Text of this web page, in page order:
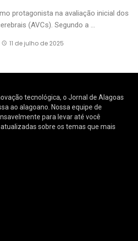
protagonista na avaliação inicial dos
(AVCs). Segundo a ...
11 de julho de 2025
tecnológica, o Jornal de Alagoas
ao alagoano. Nossa equipe de
para levar até você
sobre os temas que mais